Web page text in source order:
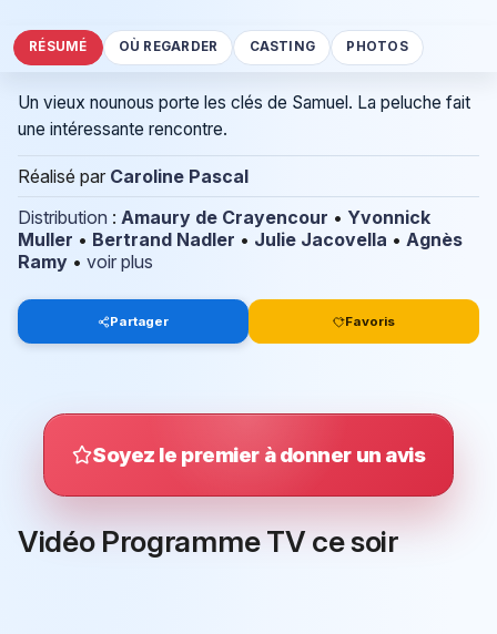
RÉSUMÉ OÙ REGARDER CASTING PHOTOS
Un vieux nounous porte les clés de Samuel. La peluche fait
une intéressante rencontre.
Réalisé par Caroline Pascal
Distribution : Amaury de Crayencour • Yvonnick
Muller • Bertrand Nadler • Julie Jacovella • Agnès
Ramy • voir plus
Partager Favoris
Soyez le premier à donner un avis
Vidéo Programme TV ce soir